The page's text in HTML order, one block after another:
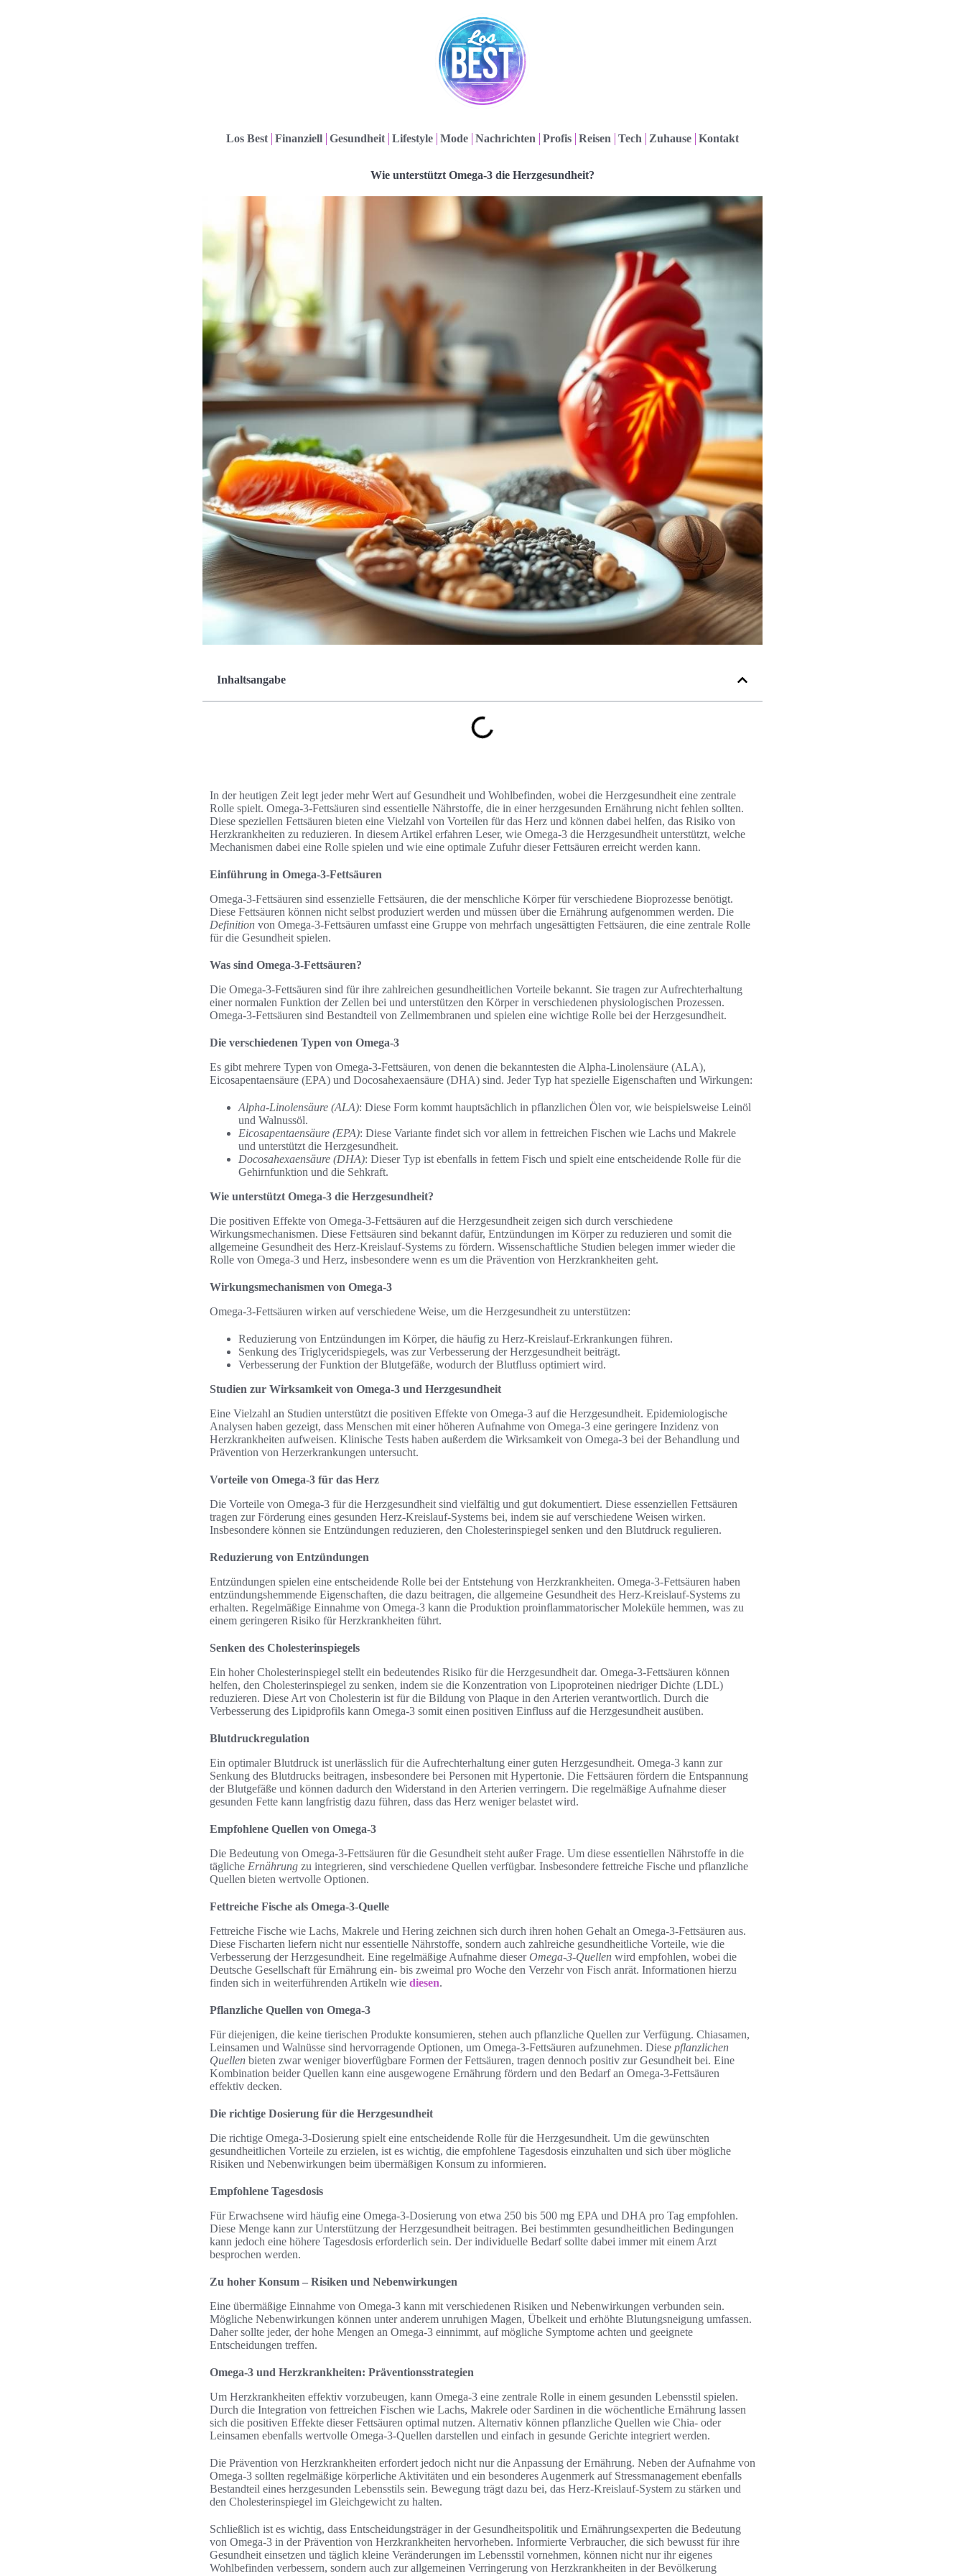
Los Best Finanziell Gesundheit Lifestyle Mode Nachrichten Profis Reisen Tech Zuhause Kontakt
Wie unterstützt Omega-3 die Herzgesundheit?
Inhaltsangabe
In der heutigen Zeit legt jeder mehr Wert auf Gesundheit und Wohlbefinden, wobei die Herzgesundheit eine zentrale
Rolle spielt. Omega-3-Fettsäuren sind essentielle Nährstoffe, die in einer herzgesunden Ernährung nicht fehlen sollten.
Diese speziellen Fettsäuren bieten eine Vielzahl von Vorteilen für das Herz und können dabei helfen, das Risiko von
Herzkrankheiten zu reduzieren. In diesem Artikel erfahren Leser, wie Omega-3 die Herzgesundheit unterstützt, welche
Mechanismen dabei eine Rolle spielen und wie eine optimale Zufuhr dieser Fettsäuren erreicht werden kann.
Einführung in Omega-3-Fettsäuren
Omega-3-Fettsäuren sind essenzielle Fettsäuren, die der menschliche Körper für verschiedene Bioprozesse benötigt.
Diese Fettsäuren können nicht selbst produziert werden und müssen über die Ernährung aufgenommen werden. Die
Definition von Omega-3-Fettsäuren umfasst eine Gruppe von mehrfach ungesättigten Fettsäuren, die eine zentrale Rolle
für die Gesundheit spielen.
Was sind Omega-3-Fettsäuren?
Die Omega-3-Fettsäuren sind für ihre zahlreichen gesundheitlichen Vorteile bekannt. Sie tragen zur Aufrechterhaltung
einer normalen Funktion der Zellen bei und unterstützen den Körper in verschiedenen physiologischen Prozessen.
Omega-3-Fettsäuren sind Bestandteil von Zellmembranen und spielen eine wichtige Rolle bei der Herzgesundheit.
Die verschiedenen Typen von Omega-3
Es gibt mehrere Typen von Omega-3-Fettsäuren, von denen die bekanntesten die Alpha-Linolensäure (ALA),
Eicosapentaensäure (EPA) und Docosahexaensäure (DHA) sind. Jeder Typ hat spezielle Eigenschaften und Wirkungen:
Alpha-Linolensäure (ALA): Diese Form kommt hauptsächlich in pflanzlichen Ölen vor, wie beispielsweise Leinöl
und Walnussöl.
Eicosapentaensäure (EPA): Diese Variante findet sich vor allem in fettreichen Fischen wie Lachs und Makrele
und unterstützt die Herzgesundheit.
Docosahexaensäure (DHA): Dieser Typ ist ebenfalls in fettem Fisch und spielt eine entscheidende Rolle für die
Gehirnfunktion und die Sehkraft.
Wie unterstützt Omega-3 die Herzgesundheit?
Die positiven Effekte von Omega-3-Fettsäuren auf die Herzgesundheit zeigen sich durch verschiedene
Wirkungsmechanismen. Diese Fettsäuren sind bekannt dafür, Entzündungen im Körper zu reduzieren und somit die
allgemeine Gesundheit des Herz-Kreislauf-Systems zu fördern. Wissenschaftliche Studien belegen immer wieder die
Rolle von Omega-3 und Herz, insbesondere wenn es um die Prävention von Herzkrankheiten geht.
Wirkungsmechanismen von Omega-3
Omega-3-Fettsäuren wirken auf verschiedene Weise, um die Herzgesundheit zu unterstützen:
Reduzierung von Entzündungen im Körper, die häufig zu Herz-Kreislauf-Erkrankungen führen.
Senkung des Triglyceridspiegels, was zur Verbesserung der Herzgesundheit beiträgt.
Verbesserung der Funktion der Blutgefäße, wodurch der Blutfluss optimiert wird.
Studien zur Wirksamkeit von Omega-3 und Herzgesundheit
Eine Vielzahl an Studien unterstützt die positiven Effekte von Omega-3 auf die Herzgesundheit. Epidemiologische
Analysen haben gezeigt, dass Menschen mit einer höheren Aufnahme von Omega-3 eine geringere Inzidenz von
Herzkrankheiten aufweisen. Klinische Tests haben außerdem die Wirksamkeit von Omega-3 bei der Behandlung und
Prävention von Herzerkrankungen untersucht.
Vorteile von Omega-3 für das Herz
Die Vorteile von Omega-3 für die Herzgesundheit sind vielfältig und gut dokumentiert. Diese essenziellen Fettsäuren
tragen zur Förderung eines gesunden Herz-Kreislauf-Systems bei, indem sie auf verschiedene Weisen wirken.
Insbesondere können sie Entzündungen reduzieren, den Cholesterinspiegel senken und den Blutdruck regulieren.
Reduzierung von Entzündungen
Entzündungen spielen eine entscheidende Rolle bei der Entstehung von Herzkrankheiten. Omega-3-Fettsäuren haben
entzündungshemmende Eigenschaften, die dazu beitragen, die allgemeine Gesundheit des Herz-Kreislauf-Systems zu
erhalten. Regelmäßige Einnahme von Omega-3 kann die Produktion proinflammatorischer Moleküle hemmen, was zu
einem geringeren Risiko für Herzkrankheiten führt.
Senken des Cholesterinspiegels
Ein hoher Cholesterinspiegel stellt ein bedeutendes Risiko für die Herzgesundheit dar. Omega-3-Fettsäuren können
helfen, den Cholesterinspiegel zu senken, indem sie die Konzentration von Lipoproteinen niedriger Dichte (LDL)
reduzieren. Diese Art von Cholesterin ist für die Bildung von Plaque in den Arterien verantwortlich. Durch die
Verbesserung des Lipidprofils kann Omega-3 somit einen positiven Einfluss auf die Herzgesundheit ausüben.
Blutdruckregulation
Ein optimaler Blutdruck ist unerlässlich für die Aufrechterhaltung einer guten Herzgesundheit. Omega-3 kann zur
Senkung des Blutdrucks beitragen, insbesondere bei Personen mit Hypertonie. Die Fettsäuren fördern die Entspannung
der Blutgefäße und können dadurch den Widerstand in den Arterien verringern. Die regelmäßige Aufnahme dieser
gesunden Fette kann langfristig dazu führen, dass das Herz weniger belastet wird.
Empfohlene Quellen von Omega-3
Die Bedeutung von Omega-3-Fettsäuren für die Gesundheit steht außer Frage. Um diese essentiellen Nährstoffe in die
tägliche Ernährung zu integrieren, sind verschiedene Quellen verfügbar. Insbesondere fettreiche Fische und pflanzliche
Quellen bieten wertvolle Optionen.
Fettreiche Fische als Omega-3-Quelle
Fettreiche Fische wie Lachs, Makrele und Hering zeichnen sich durch ihren hohen Gehalt an Omega-3-Fettsäuren aus.
Diese Fischarten liefern nicht nur essentielle Nährstoffe, sondern auch zahlreiche gesundheitliche Vorteile, wie die
Verbesserung der Herzgesundheit. Eine regelmäßige Aufnahme dieserOmega-3-Quellen wird empfohlen, wobei die
Deutsche Gesellschaft für Ernährung ein- bis zweimal pro Woche den Verzehr von Fisch anrät. Informationen hierzu
finden sich in weiterführenden Artikeln wie diesen.
Pflanzliche Quellen von Omega-3
Für diejenigen, die keine tierischen Produkte konsumieren, stehen auch pflanzliche Quellen zur Verfügung. Chiasamen,
Leinsamen und Walnüsse sind hervorragende Optionen, um Omega-3-Fettsäuren aufzunehmen. Diese pflanzlichen
Quellen bieten zwar weniger bioverfügbare Formen der Fettsäuren, tragen dennoch positiv zur Gesundheit bei. Eine
Kombination beider Quellen kann eine ausgewogene Ernährung fördern und den Bedarf an Omega-3-Fettsäuren
effektiv decken.
Die richtige Dosierung für die Herzgesundheit
Die richtige Omega-3-Dosierung spielt eine entscheidende Rolle für die Herzgesundheit. Um die gewünschten
gesundheitlichen Vorteile zu erzielen, ist es wichtig, die empfohlene Tagesdosis einzuhalten und sich über mögliche
Risiken und Nebenwirkungen beim übermäßigen Konsum zu informieren.
Empfohlene Tagesdosis
Für Erwachsene wird häufig eine Omega-3-Dosierung von etwa 250 bis 500 mg EPA und DHA pro Tag empfohlen.
Diese Menge kann zur Unterstützung der Herzgesundheit beitragen. Bei bestimmten gesundheitlichen Bedingungen
kann jedoch eine höhere Tagesdosis erforderlich sein. Der individuelle Bedarf sollte dabei immer mit einem Arzt
besprochen werden.
Zu hoher Konsum – Risiken und Nebenwirkungen
Eine übermäßige Einnahme von Omega-3 kann mit verschiedenen Risiken und Nebenwirkungen verbunden sein.
Mögliche Nebenwirkungen können unter anderem unruhigen Magen, Übelkeit und erhöhte Blutungsneigung umfassen.
Daher sollte jeder, der hohe Mengen an Omega-3 einnimmt, auf mögliche Symptome achten und geeignete
Entscheidungen treffen.
Omega-3 und Herzkrankheiten: Präventionsstrategien
Um Herzkrankheiten effektiv vorzubeugen, kann Omega-3 eine zentrale Rolle in einem gesunden Lebensstil spielen.
Durch die Integration von fettreichen Fischen wie Lachs, Makrele oder Sardinen in die wöchentliche Ernährung lassen
sich die positiven Effekte dieser Fettsäuren optimal nutzen. Alternativ können pflanzliche Quellen wie Chia- oder
Leinsamen ebenfalls wertvolle Omega-3-Quellen darstellen und einfach in gesunde Gerichte integriert werden.
Die Prävention von Herzkrankheiten erfordert jedoch nicht nur die Anpassung der Ernährung. Neben der Aufnahme von
Omega-3 sollten regelmäßige körperliche Aktivitäten und ein besonderes Augenmerk auf Stressmanagement ebenfalls
Bestandteil eines herzgesunden Lebensstils sein. Bewegung trägt dazu bei, das Herz-Kreislauf-System zu stärken und
den Cholesterinspiegel im Gleichgewicht zu halten.
Schließlich ist es wichtig, dass Entscheidungsträger in der Gesundheitspolitik und Ernährungsexperten die Bedeutung
von Omega-3 in der Prävention von Herzkrankheiten hervorheben. Informierte Verbraucher, die sich bewusst für ihre
Gesundheit einsetzen und täglich kleine Veränderungen im Lebensstil vornehmen, können nicht nur ihr eigenes
Wohlbefinden verbessern, sondern auch zur allgemeinen Verringerung von Herzkrankheiten in der Bevölkerung